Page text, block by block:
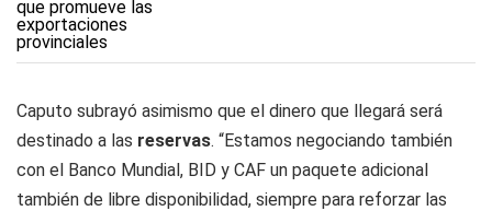
Caputo subrayó asimismo que el dinero que llegará será
destinado a las reservas. “Estamos negociando también
con el Banco Mundial, BID y CAF un paquete adicional
también de libre disponibilidad, siempre para reforzar las